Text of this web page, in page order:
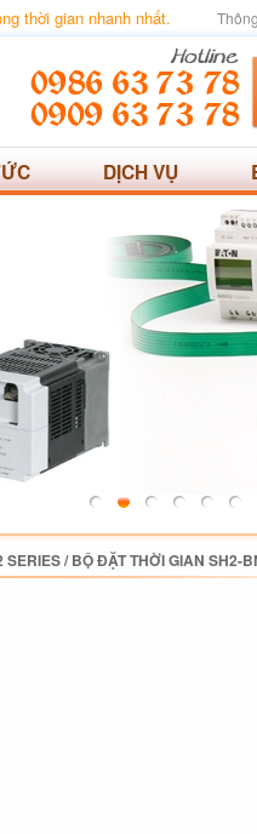
thời gian nhanh nhất.
DỊCH VỤ
SERIES/BỘ ĐẶT THỜI GIAN SH2-